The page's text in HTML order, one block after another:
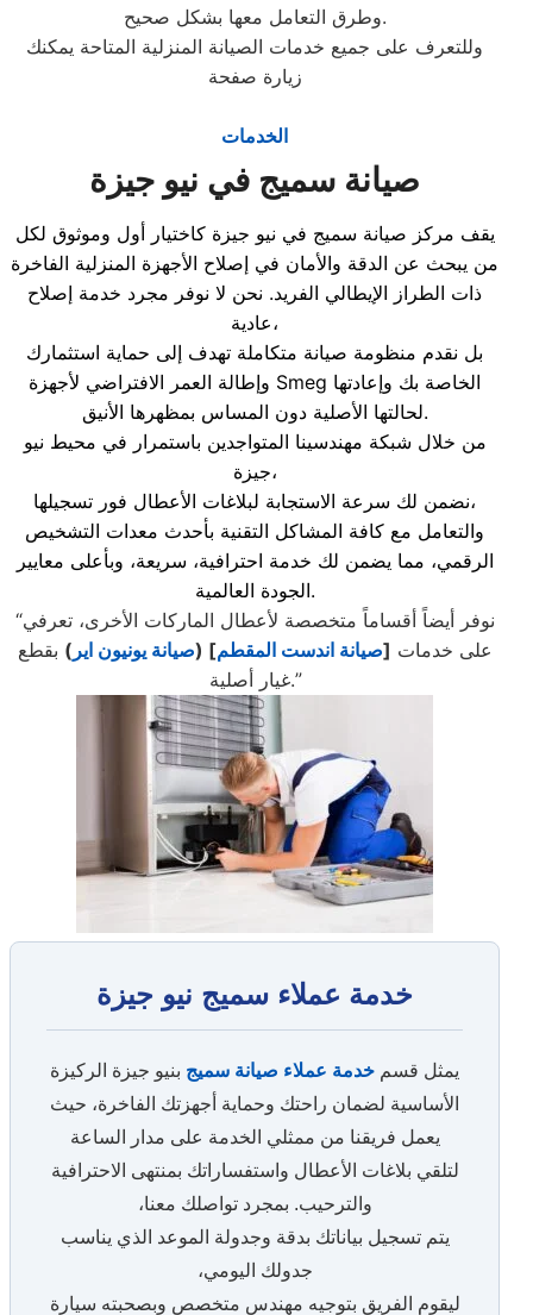
وطرق التعامل معها بشكل صحيح.
وللتعرف على جميع خدمات الصيانة المنزلية المتاحة يمكنك
زيارة صفحة
الخدمات
صيانة سميج في نيو جيزة
يقف مركز صيانة سميج في نيو جيزة كاختيار أول وموثوق لكل
من يبحث عن الدقة والأمان في إصلاح الأجهزة المنزلية الفاخرة
ذات الطراز الإيطالي الفريد. نحن لا نوفر مجرد خدمة إصلاح
عادية،
بل نقدم منظومة صيانة متكاملة تهدف إلى حماية استثمارك
وإطالة العمر الافتراضي لأجهزة Smeg الخاصة بك وإعادتها
لحالتها الأصلية دون المساس بمظهرها الأنيق.
من خلال شبكة مهندسينا المتواجدين باستمرار في محيط نيو
جيزة،
نضمن لك سرعة الاستجابة لبلاغات الأعطال فور تسجيلها،
والتعامل مع كافة المشاكل التقنية بأحدث معدات التشخيص
الرقمي، مما يضمن لك خدمة احترافية، سريعة، وبأعلى معايير
الجودة العالمية.
“نوفر أيضاً أقساماً متخصصة لأعطال الماركات الأخرى، تعرفي
على خدمات [صيانة اندست المقطم] (صيانة يونيون اير ) بقطع
غيار أصلية.”
خدمة عملاء سميج نيو جيزة
يمثل قسم خدمة عملاء صيانة سميج بنيو جيزة الركيزة
الأساسية لضمان راحتك وحماية أجهزتك الفاخرة، حيث
يعمل فريقنا من ممثلي الخدمة على مدار الساعة
لتلقي بلاغات الأعطال واستفساراتك بمنتهى الاحترافية
والترحيب. بمجرد تواصلك معنا،
يتم تسجيل بياناتك بدقة وجدولة الموعد الذي يناسب
جدولك اليومي،
ليقوم الفريق بتوجيه مهندس متخصص وبصحبته سيارة